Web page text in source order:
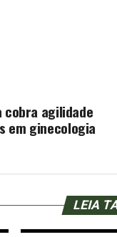
cobra agilidade
em ginecologia
LEIA